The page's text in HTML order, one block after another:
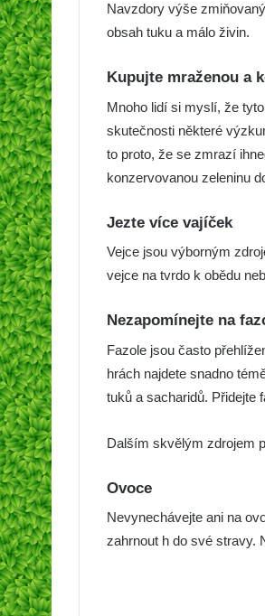
Navzdory výše
obsah tuku a málo živin.
Kupujte mraženou a
Mnoho lidí si myslí, že
skutečnosti některé
to proto, že se zmrazí
konzervovanou zeleninu
Jezte více vajíček
Vejce jsou výborným
vejce na tvrdo k obědu
Nezapomínejte na
Fazole jsou často
hrách najdete snadno
tuků a sacharidů. Přidejte
Dalším skvělým zdrojem
Ovoce
Nevynechávejte ani na
zahrnout h do své stravy.